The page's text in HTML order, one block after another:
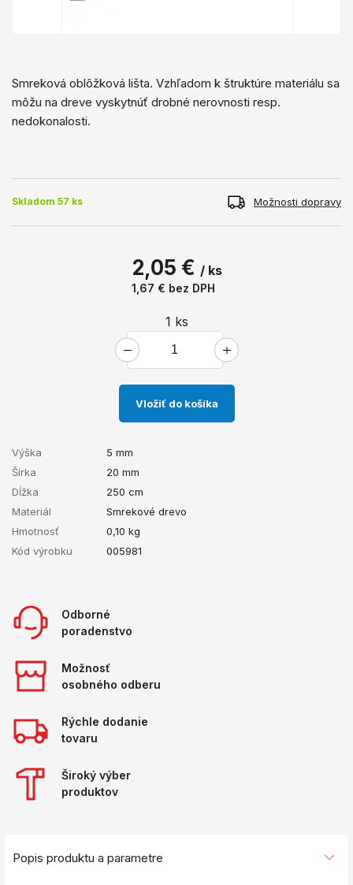
Smreková oblôžková lišta. Vzhľadom k štruktúre materiálu sa
môžu na dreve vyskytnúť drobné nerovnosti resp.
nedokonalosti.
Skladom 57 ks Možnosti dopravy
2,05 € / ks
1,67 € bez DPH
1 ks
Vložiť do košíka
Výška
5 mm
Šírka
20 mm
Dĺžka
250 cm
Materiál
Smrekové drevo
Hmotnosť
0,10 kg
Kód výrobku
005981
Odborné
poradenstvo
Možnosť
osobného odberu
Rýchle dodanie
tovaru
Široký výber
produktov
Popis produktu a parametre